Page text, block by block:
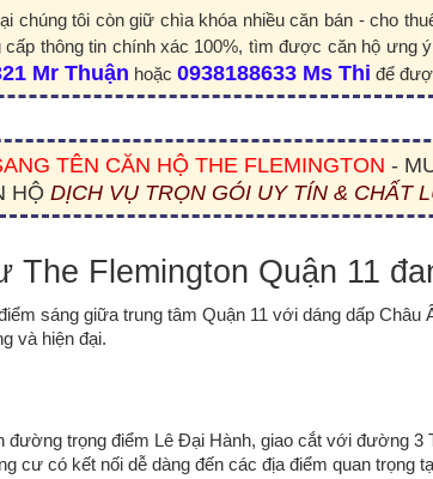
chúng tôi còn giữ chìa khóa nhiều căn bán - cho
thông tin chính xác 100%, tìm được căn hộ ưng
Mr Thuận hoặc 0938188633 Ms Thi để
TÊN CĂN HỘ THE FLEMINGTON -
HỘ DỊCH VỤ TRỌN GÓI UY TÍN & CHẤT
Flemington Quận 11
sáng giữa trung tâm Quận 11 với dáng dấp
và hiện đại.
đường trọng điểm Lê Đại Hành, giao cắt với đường 3
cư có kết nối dễ dàng đến các địa điểm quan trọng